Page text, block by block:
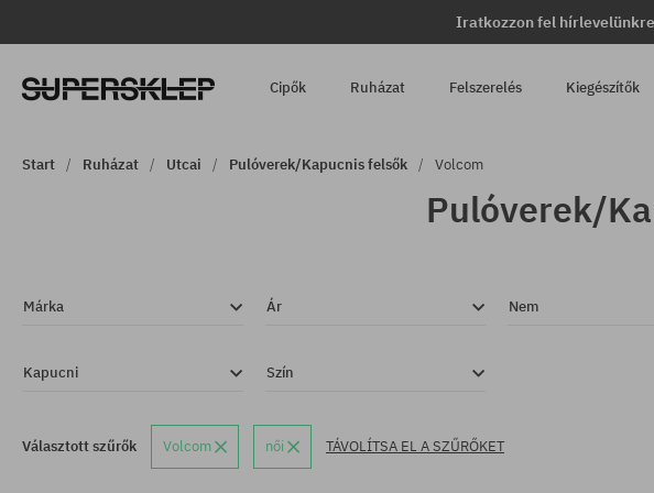
Iratkozzon fel
Cipők Ruházat Felszerelés Kiegészítők
Start Ruházat Utcai Pulóverek/Kapucnis felsők Volcom
Pulóverek/
Márka Ár Nem
Kapucni Szín
Választott szűrők Volcom női TÁVOLÍTSA EL A SZŰRŐKET